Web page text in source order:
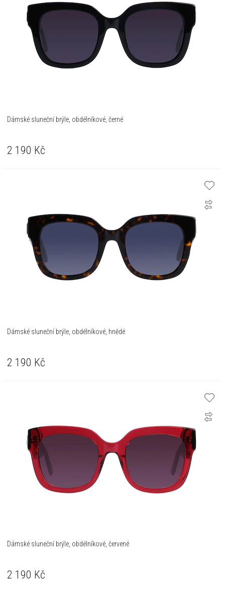
Dámské sluneční brýle, obdélníkové, černé
2 190 Kč
Dámské sluneční brýle, obdélníkové, hnědé
2 190 Kč
Dámské sluneční brýle, obdélníkové, červené
2 190 Kč